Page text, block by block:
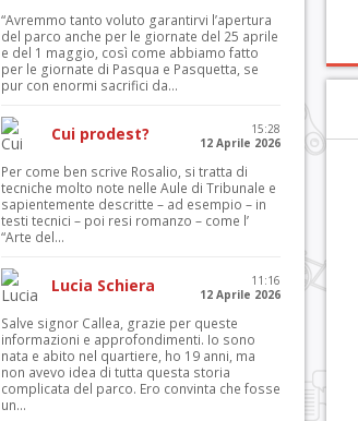
“Avremmo tanto voluto garantirvi l’apertura
del parco anche per le giornate del 25 aprile
e del 1 maggio, così come abbiamo fatto
per le giornate di Pasqua e Pasquetta, se
pur con enormi sacrifici da...
Cui prodest?
15:28
12 Aprile 2026
Per come ben scrive Rosalio, si tratta di
tecniche molto note nelle Aule di Tribunale e
sapientemente descritte – ad esempio – in
testi tecnici – poi resi romanzo – come l’
“Arte del...
Lucia Schiera
11:16
12 Aprile 2026
Salve signor Callea, grazie per queste
informazioni e approfondimenti. Io sono
nata e abito nel quartiere, ho 19 anni, ma
non avevo idea di tutta questa storia
complicata del parco. Ero convinta che fosse
un...